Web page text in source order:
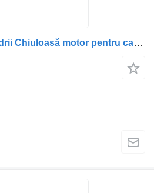
Capul blocului de cilindrii Chiuloasă motor pentru camion Scania (Coduri: 1388084, 1412088, 1423261, 1421743, 1450060, 1448285, 1846591, 2132504)